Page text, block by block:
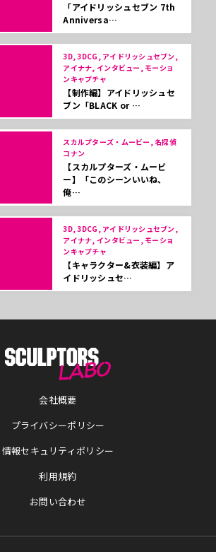
「アイドリッシュセブン 7th
Anniversa…
3D, 3DCG, アイドリッシュセブン,
アイナナ, インタビュー, モーショ
ンキャプチャ
【制作編】アイドリッシュセ
ブン「BLACK or …
スカルプターズ・ムービー, 名探偵
コナン
【スカルプターズ・ムービ
ー】「このシーンいいね、
俺…
3D, 3DCG, アイドリッシュセブン,
アイナナ, インタビュー, モーショ
ンキャプチャ
【キャラクター&衣装編】ア
イドリッシュセ…
会社概要
プライバシーポリシー
情報セキュリティポリシー
利用規約
お問い合わせ